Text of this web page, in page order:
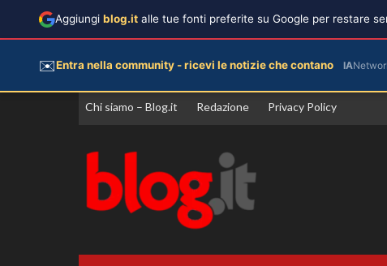
Vai
Chi siamo – Blog.it Redazione Privacy Policy
Aggiungi blog.it alle tue fonti preferite su Google per restare
✉️Entra nella community - ricevi le notizie che contano IA